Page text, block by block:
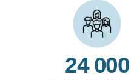
24 000